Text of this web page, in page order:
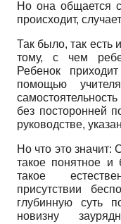
Но она общается
происходит,
Так было, так есть
тому, с чем
Ребенок
помощью
без посторонней
руководстве,
Но что это
такое понятное
такое
присутствии
глубинную суть
новизну